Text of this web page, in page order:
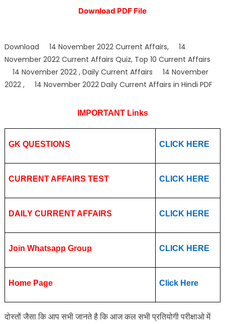
Download PDF File
Download 14 November 2022 Current Affairs, 14
November 2022 Current Affairs Quiz, Top 10 Current Affairs
14 November 2022 , Daily Current Affairs 14 November
2022 , 14 November 2022 Daily Current Affairs in Hindi PDF
IMPORTANT Links
GK QUESTIONS CLICK HERE
CURRENT AFFAIRS TEST CLICK HERE
DAILY CURRENT AFFAIRS CLICK HERE
Join Whatsapp Group CLICK HERE
Home Page Click Here
दोस्तों जैसा कि आप सभी जानते है कि आज कल सभी प्रतियोगी परीक्षाओ में